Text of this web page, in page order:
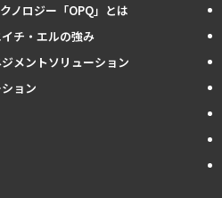
ノロジー「OPQ」とは
チ・エルの強み
メントソリューション
ョン